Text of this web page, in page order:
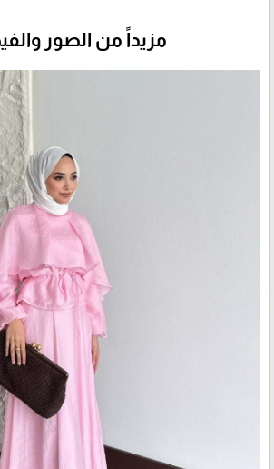
مزيداً من الصور